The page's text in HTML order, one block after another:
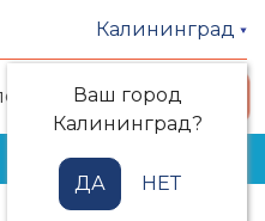
Калининград
Ваш город
Калининград?
ДА НЕТ
РФ Заказать звонок